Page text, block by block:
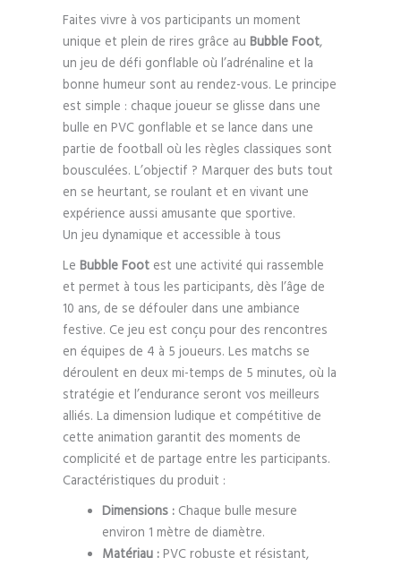
Faites vivre à vos participants un moment
unique et plein de rires grâce au Bubble Foot,
un jeu de défi gonflable où l’adrénaline et la
bonne humeur sont au rendez-vous. Le principe
est simple : chaque joueur se glisse dans une
bulle en PVC gonflable et se lance dans une
partie de football où les règles classiques sont
bousculées. L’objectif ? Marquer des buts tout
en se heurtant, se roulant et en vivant une
expérience aussi amusante que sportive.
Un jeu dynamique et accessible à tous
Le Bubble Foot est une activité qui rassemble
et permet à tous les participants, dès l’âge de
10 ans, de se défouler dans une ambiance
festive. Ce jeu est conçu pour des rencontres
en équipes de 4 à 5 joueurs. Les matchs se
déroulent en deux mi-temps de 5 minutes, où la
stratégie et l’endurance seront vos meilleurs
alliés. La dimension ludique et compétitive de
cette animation garantit des moments de
complicité et de partage entre les participants.
Caractéristiques du produit :
Dimensions :Chaque bulle mesure
environ 1 mètre de diamètre.
Matériau :PVC robuste et résistant,